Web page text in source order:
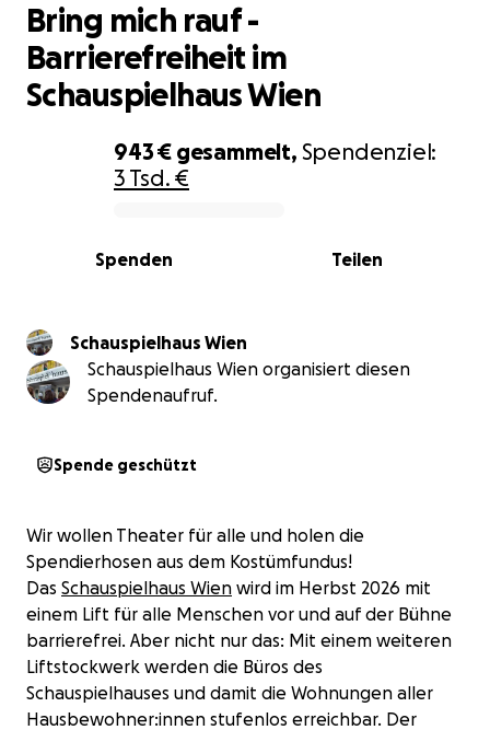
943 € gesammelt, Spendenziel:
3 Tsd. €
Teilen
Spenden
Bring mich rauf -
Barrierefreiheit im
Schauspielhaus Wien
Schauspielhaus Wien
Schauspielhaus Wien organisiert diesen
Spendenaufruf.
Spende geschützt
Wir wollen Theater für alle und holen die
Spendierhosen aus dem Kostümfundus!
Das Schauspielhaus Wien wird im Herbst 2026 mit
einem Lift für alle Menschen vor und auf der Bühne
barrierefrei. Aber nicht nur das: Mit einem weiteren
Liftstockwerk werden die Büros des
Schauspielhauses und damit die Wohnungen aller
Hausbewohner:innen stufenlos erreichbar. Der